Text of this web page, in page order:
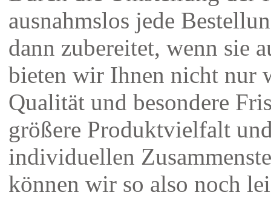
ausnahmslos jede
dann zubereitet, wenn sie
bieten wir Ihnen nicht nur
Qualität und besondere
größere Produktvielfalt
individuellen
können wir so also noch